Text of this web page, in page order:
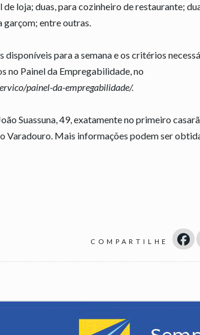
loja; duas, para cozinheiro de restaurante;
garçom; entre outras.
disponíveis para a semana e os critérios
no Painel da Empregabilidade, no
painel-da-empregabilidade/.
Suassuna, 49, exatamente no primeiro
Varadouro. Mais informações podem ser
COMPARTILHE